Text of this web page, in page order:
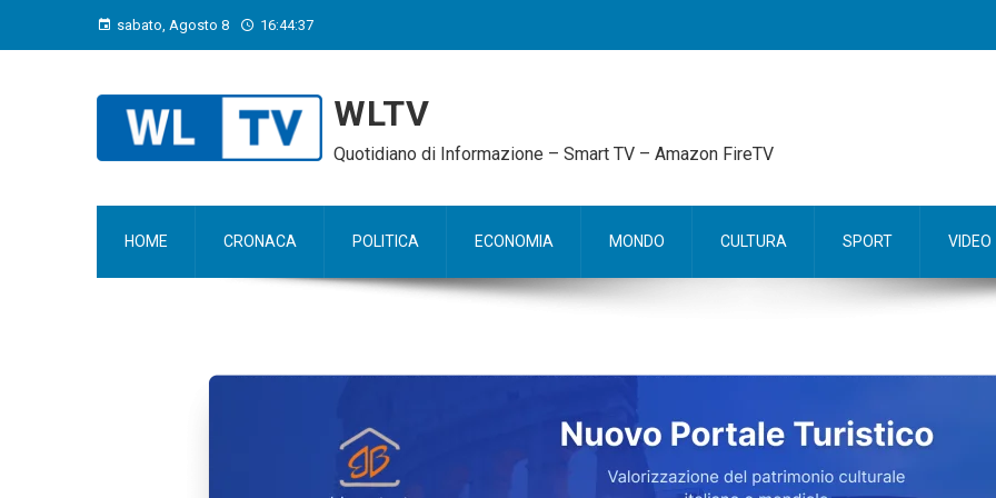
sabato, Agosto 8 16:44:38
WLTV
Quotidiano di Informazione – Smart TV – Amazon FireTV
HOME CRONACA POLITICA ECONOMIA MONDO CULTURA SPORT VIDEO